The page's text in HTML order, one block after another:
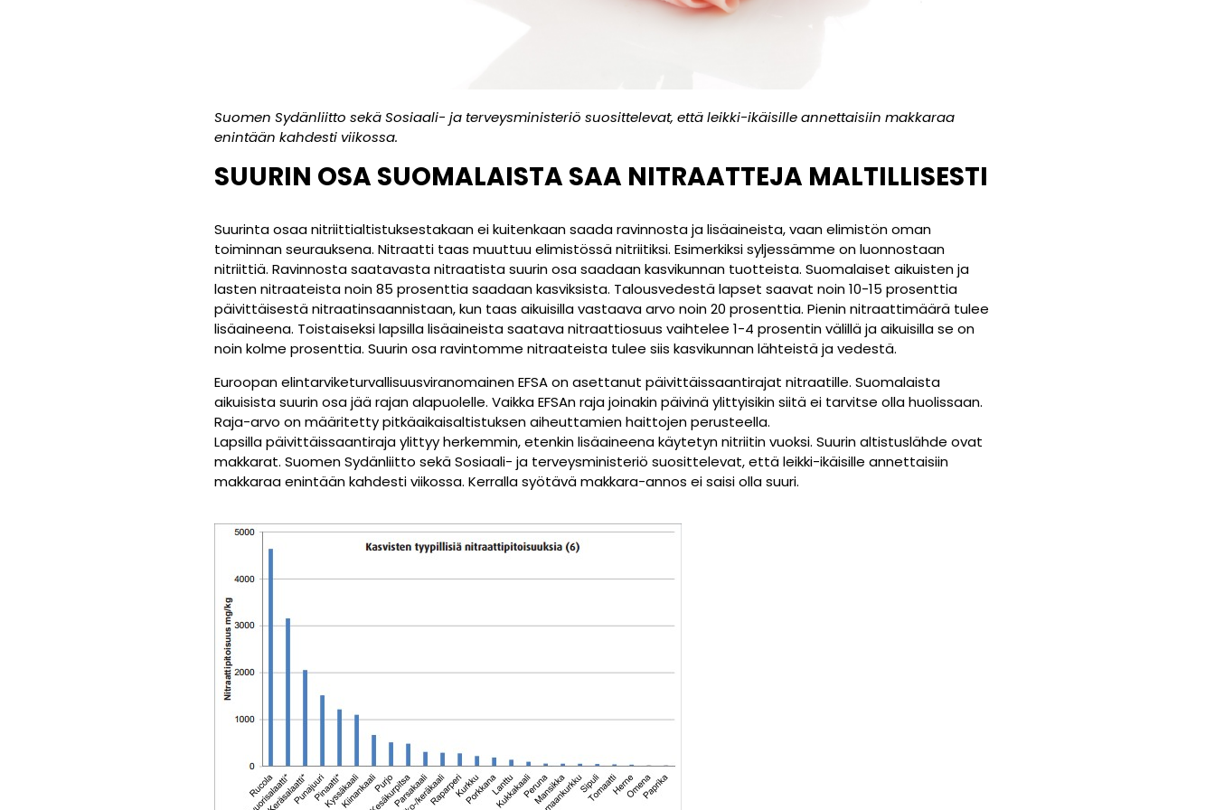
Suomen Sydänliitto sekä Sosiaali- ja terveysministeriö suosittelevat, että leikki-ikäisille annettaisiin makkaraa
enintään kahdesti viikossa.
SUURIN OSA SUOMALAISTA SAA NITRAATTEJA MALTILLISESTI
Suurinta osaa nitriittialtistuksestakaan ei kuitenkaan saada ravinnosta ja lisäaineista, vaan elimistön oman
toiminnan seurauksena. Nitraatti taas muuttuu elimistössä nitriitiksi. Esimerkiksi syljessämme on luonnostaan
nitriittiä. Ravinnosta saatavasta nitraatista suurin osa saadaan kasvikunnan tuotteista. Suomalaiset aikuisten ja
lasten nitraateista noin 85 prosenttia saadaan kasviksista. Talousvedestä lapset saavat noin 10-15 prosenttia
päivittäisestä nitraatinsaannistaan, kun taas aikuisilla vastaava arvo noin 20 prosenttia. Pienin nitraattimäärä tulee
lisäaineena. Toistaiseksi lapsilla lisäaineista saatava nitraattiosuus vaihtelee 1-4 prosentin välillä ja aikuisilla se on
noin kolme prosenttia. Suurin osa ravintomme nitraateista tulee siis kasvikunnan lähteistä ja vedestä.
Euroopan elintarviketurvallisuusviranomainenEFSAon asettanut päivittäissaantirajat nitraatille. Suomalaista
aikuisista suurin osa jää rajan alapuolelle. VaikkaEFSAn raja joinakin päivinä ylittyisikin siitä ei tarvitse olla huolissaan.
Raja-arvo on määritetty pitkäaikaisaltistuksen aiheuttamien haittojen perusteella.
Lapsilla päivittäissaantiraja ylittyy herkemmin, etenkin lisäaineena käytetyn nitriitin vuoksi. Suurin altistuslähde ovat
makkarat. Suomen Sydänliitto sekä Sosiaali- ja terveysministeriö suosittelevat, että leikki-ikäisille annettaisiin
makkaraa enintään kahdesti viikossa. Kerralla syötävä makkara-annos ei saisi olla suuri.